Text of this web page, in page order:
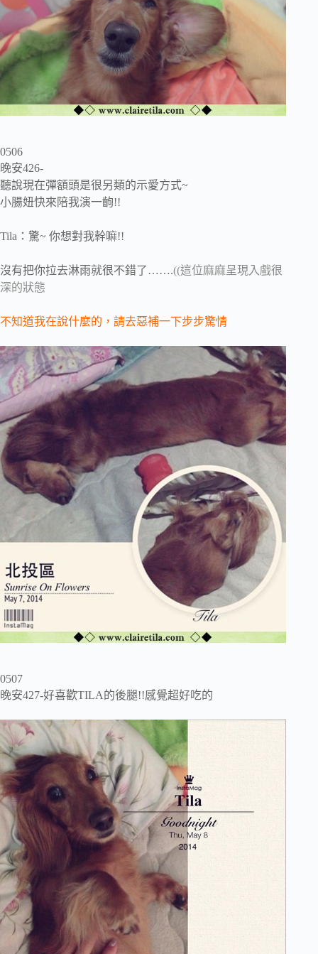
0506
晚安426-
聽說現在彈額頭是很另類的示愛方式~
小腸妞快來陪我演一齣!!
Tila：驚~ 你想對我幹嘛!!
沒有把你拉去淋雨就很不錯了…….((這位麻麻呈現入戲很
深的狀態
不知道我在說什麼的，請去惡補一下步步驚情
0507
晚安427-好喜歡TILA的後腿!!感覺超好吃的